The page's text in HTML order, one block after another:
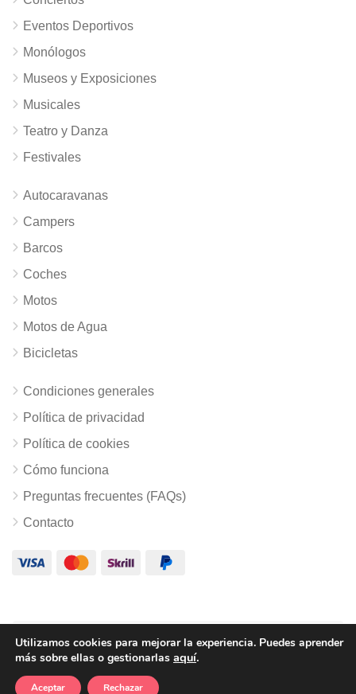
Eventos Deportivos
Monólogos
Museos y Exposiciones
Musicales
Teatro y Danza
Festivales
Autocaravanas
Campers
Barcos
Coches
Motos
Motos de Agua
Bicicletas
Condiciones generales
Política de privacidad
Política de cookies
Cómo funciona
Preguntas frecuentes (FAQs)
Contacto
© Copyright Escapalia.es
Utilizamos cookies para mejorar la experiencia. Puedes aprender
más sobre ellas o gestionarlas aquí.
Aceptar Rechazar